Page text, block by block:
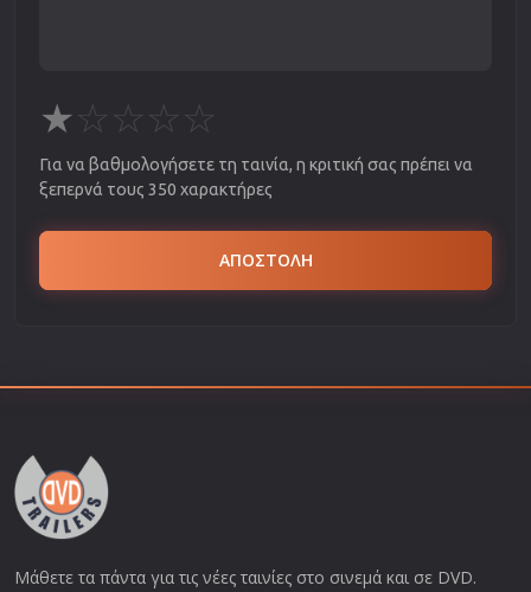
★☆☆☆☆
Για να βαθμολογήσετε τη ταινία, η κριτική σας πρέπει να
ξεπερνά τους 350 χαρακτήρες
ΑΠΟΣΤΟΛΗ
Μάθετε τα πάντα για τις νέες ταινίες στο σινεμά και σε DVD.